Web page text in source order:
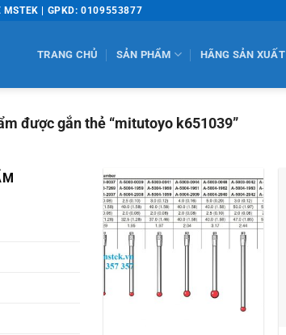
MSTEK | GPKD: 0109553877
TRANG CHỦ SẢN PHẨM HÃNG SẢN XUẤT
được gắn thẻ “mitutoyo k651039”